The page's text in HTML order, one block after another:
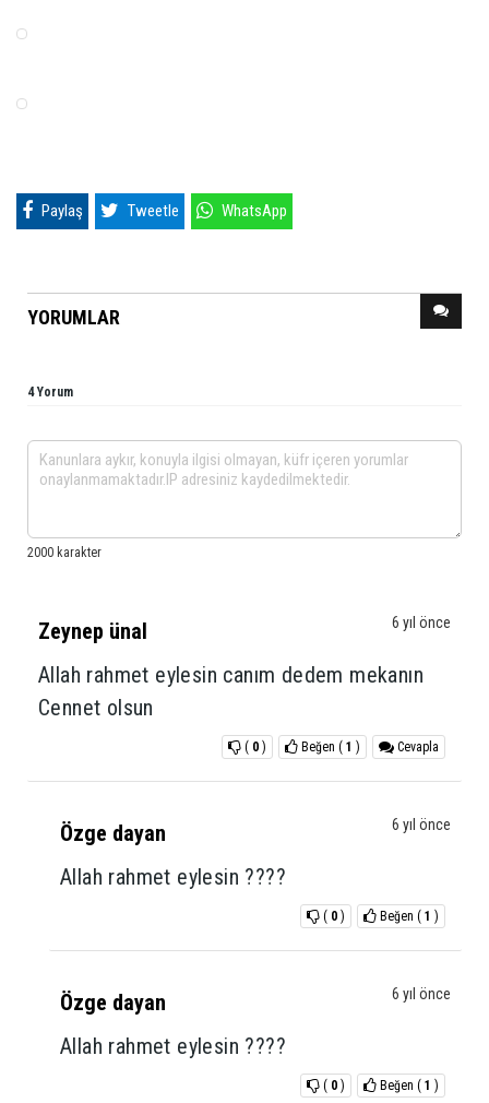
Paylaş Tweetle WhatsApp
YORUMLAR
4 Yorum
Zeynep ünal 6 yıl önce
Allah rahmet eylesin canım dedem mekanın
Cennet olsun
Cevapla
Beğen ( 1 )
( 0 )
Özge dayan 6 yıl önce
Allah rahmet eylesin ????
Beğen ( 1 )
( 0 )
Özge dayan 6 yıl önce
Allah rahmet eylesin ????
Beğen ( 1 )
( 0 )